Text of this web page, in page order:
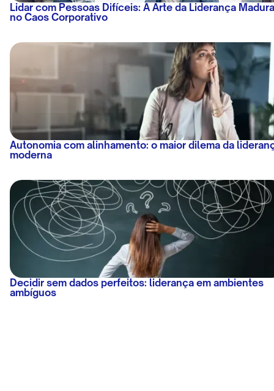
Lidar com Pessoas Difíceis: A Arte da Liderança Madura
no Caos Corporativo
Autonomia com alinhamento: o maior dilema da
moderna
Decidir sem dados perfeitos: liderança em ambientes
ambíguos